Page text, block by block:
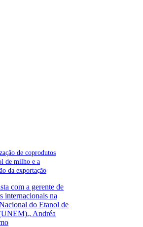
de coprodutos
de milho e a
da exportação
com a gerente de
internacionais na
do Etanol de
Andréa